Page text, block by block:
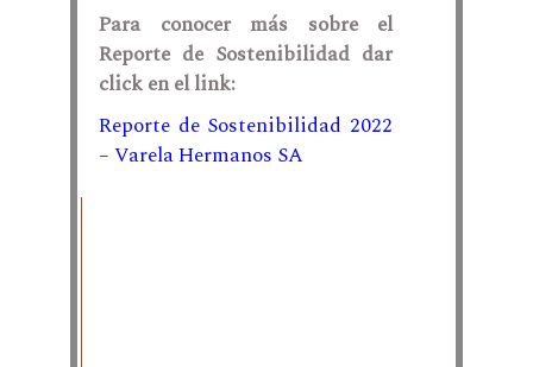
Para conocer más sobre el
Reporte de Sostenibilidad dar
click en el link:
Reporte de Sostenibilidad 2022
– Varela Hermanos SA